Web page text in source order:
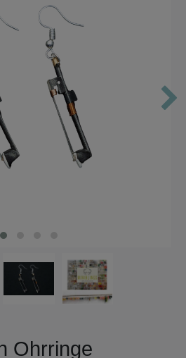
Ohrringe